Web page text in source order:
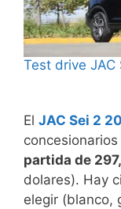
Test drive JAC
El JAC Sei 2
partida de
dolares). Hay
elegir (blanco,